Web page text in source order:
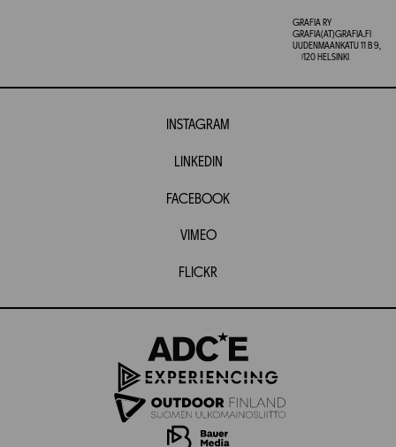
GRAFIA RY
GRAFIA(AT)GRAFIA.FI
UUDENMAANKATU 11 B 9,
00120 HELSINKI
INSTAGRAM
LINKEDIN
FACEBOOK
VIMEO
FLICKR